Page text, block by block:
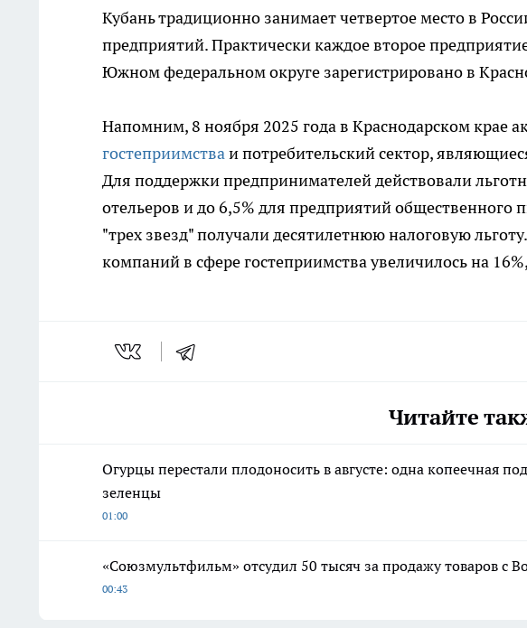
Кубань традиционно занимает четвертое место в
предприятий. Практически каждое второе
Южном федеральном округе зарегистрировано в
Напомним, 8 ноября 2025 года в Краснодарском крае
гостеприимстваи потребительский сектор,
Для поддержки предпринимателей действовали
отельеров и до 6,5% для предприятий общественного
"трех звезд" получали десятилетнюю налоговую
компаний в сфере гостеприимства увеличилось на
Читайте
Огурцы перестали плодоносить в августе: одна копеечная
зеленцы
01:00
«Союзмультфильм» отсудил 50 тысяч за продажу товаров с
00:43